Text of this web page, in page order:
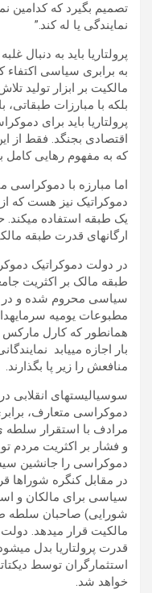
تصمیم بگیرد که کدامین
نمایندگی یا له کند.”
پرولتاریا باید به دنبال
به برابری سیاسی اکتفاء
مالکیت بر ابزار تولید
بلکه با مبارزات
پرولتاریا باید برای
اقتصادی بجنگد. فقط از
که به مفهوم رهایی کامل
اما مبارزه با
دموکراتیک نیز هست که
یک طبقه استفاده
ارگان­های قدرت طبقه
در دولت دموکراتیک
طبقه مالک بر اکثریت
سیاسی محروم شده و در
مطبوعات یومیه
همانطور که کارل مارکس
بار اجازه می­یابد
منافعش را زیر پا بگذارند.
دموکراسی متعارف،
مرادف با استقرار سلطه
و فشار بر اکثریت مردم
دموکراسی را جانشین
در مقابل کنگره شوراها
سیاسی برای مالکان و
شورایی) صاحبان سلطه
مالکیت قرار می­دهد. دولت
قدرت پرولتاریا بدل
استثمارگران توسط
خواهد شد.